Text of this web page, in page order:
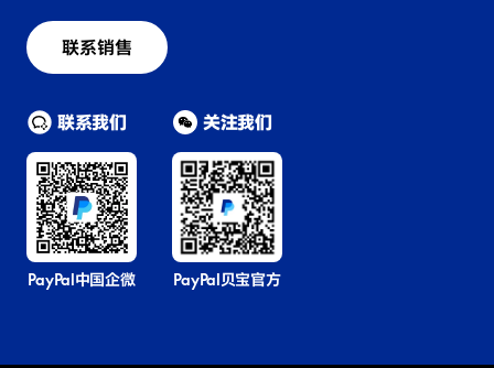
联系销售
联系我们
PayPal中国企微
关注我们
PayPal贝宝官方